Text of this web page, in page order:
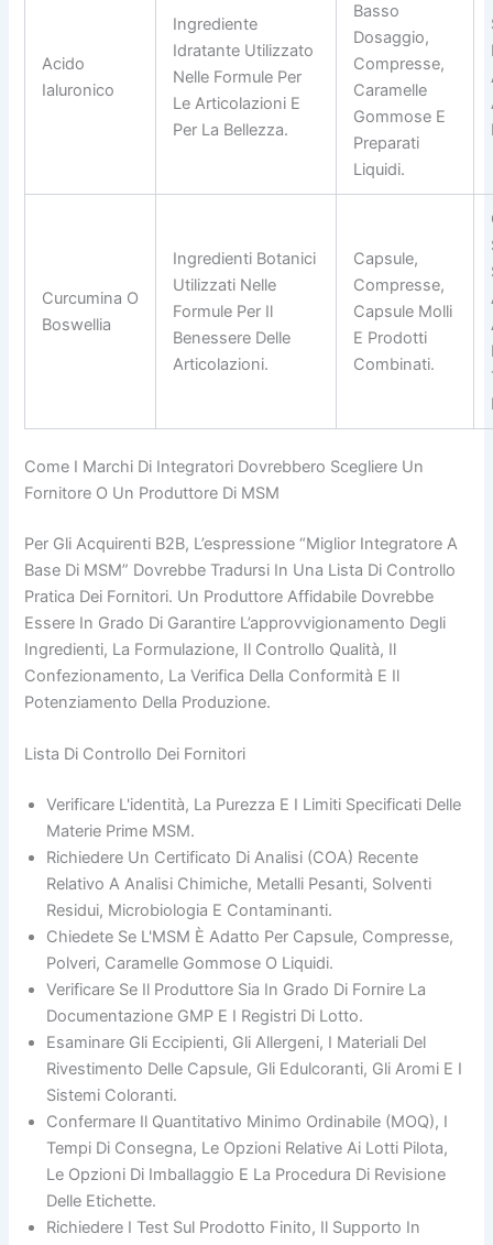
Acido
Ialuronico
Ingrediente
Idratante Utilizzato
Nelle Formule Per
Le Articolazioni E
Per La Bellezza.
Basso
Dosaggio,
Compresse,
Caramelle
Gommose E
Preparati
Liquidi.
Curcumina O
Boswellia
Ingredienti Botanici
Utilizzati Nelle
Formule Per Il
Benessere Delle
Articolazioni.
Capsule,
Compresse,
Capsule Molli
E Prodotti
Combinati.
Come I Marchi Di Integratori Dovrebbero Scegliere Un
Fornitore O Un Produttore Di MSM
Per Gli Acquirenti B2B, L’espressione “miglior Integratore A
Base Di MSM” Dovrebbe Tradursi In Una Lista Di Controllo
Pratica Dei Fornitori. Un Produttore Affidabile Dovrebbe
Essere In Grado Di Garantire L’approvvigionamento Degli
Ingredienti, La Formulazione, Il Controllo Qualità, Il
Confezionamento, La Verifica Della Conformità E Il
Potenziamento Della Produzione.
Lista Di Controllo Dei Fornitori
Verificare L'identità, La Purezza E I Limiti Specificati Delle
Materie Prime MSM.
Richiedere Un Certificato Di Analisi (COA) Recente
Relativo A Analisi Chimiche, Metalli Pesanti, Solventi
Residui, Microbiologia E Contaminanti.
Chiedete Se L'MSM È Adatto Per Capsule, Compresse,
Polveri, Caramelle Gommose O Liquidi.
Verificare Se Il Produttore Sia In Grado Di Fornire La
Documentazione GMP E I Registri Di Lotto.
Esaminare Gli Eccipienti, Gli Allergeni, I Materiali Del
Rivestimento Delle Capsule, Gli Edulcoranti, Gli Aromi E I
Sistemi Coloranti.
Confermare Il Quantitativo Minimo Ordinabile (MOQ), I
Tempi Di Consegna, Le Opzioni Relative Ai Lotti Pilota,
Le Opzioni Di Imballaggio E La Procedura Di Revisione
Delle Etichette.
Richiedere I Test Sul Prodotto Finito, Il Supporto In